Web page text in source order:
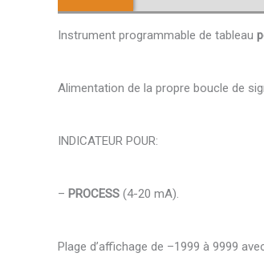
Instrument programmable de tableau
Alimentation de la propre boucle de
INDICATEUR POUR:
– PROCESS (4-20 mA).
Plage d’affichage de –1999 à 9999